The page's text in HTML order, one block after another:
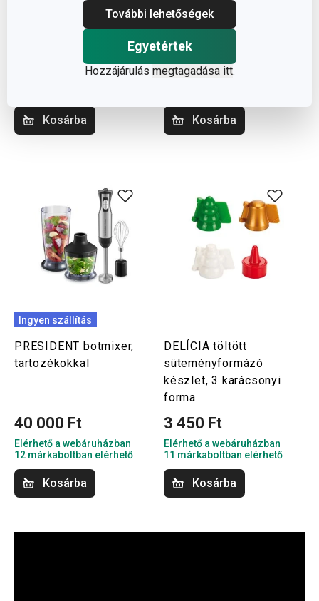
További lehetőségek
Egyetértek
Hozzájárulás megtagadása itt.
DELÍCIA méhkaptárforma
Elérhető a webáruházban
Kosárba
DELÍCIA
méhkaptárállvány
4 440 Ft
Elérhető a webáruházban
Kosárba
Ingyen szállítás
PRESIDENT botmixer,
tartozékokkal
40 000 Ft
Elérhető a webáruházban
12 márkaboltban elérhető
Kosárba
DELÍCIA töltött
süteményformázó
készlet, 3 karácsonyi
forma
3 450 Ft
Elérhető a webáruházban
11 márkaboltban elérhető
Kosárba